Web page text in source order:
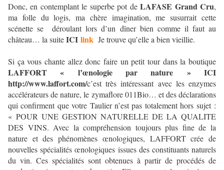
Donc, en contemplant le superbe pot deLAFASE Grand Cru,
ma folle du logis, ma chère imagination, me susurrait cette
scénette se déroulant lors d’un dîner bien comme il faut au
château… la suiteICI link Je trouve qu’elle a bien vieillie.
Si ça vous chante allez donc faire un petit tour dans la boutique
LAFFORT « l’œnologie par nature » ICI
http://www.laffort.com/c’est très intéressant avec les enzymes
accélérateurs de nature, le zymaflore 011Bio… et des déclarations
qui confirment que votre Taulier n’est pas totalement hors sujet :
« POUR UNE GESTION NATURELLE DE LA QUALITE
DES VINS. Avec la compréhension toujours plus fine de la
nature et des phénomènes œnologiques, LAFFORT crée de
nouvelles spécialités œnologiques issues des constituants naturels
du vin. Ces spécialités sont obtenues à partir de procédés de